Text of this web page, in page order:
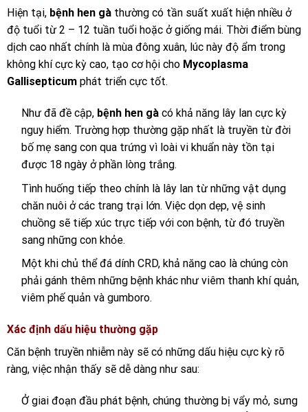
Hiện tại, bệnh hen gà thường có tần suất xuất hiện nhiều ở
độ tuổi từ 2 – 12 tuần tuổi hoặc ở giống mái. Thời điểm bùng
dịch cao nhất chính là mùa đông xuân, lúc này độ ẩm trong
không khí cực kỳ cao, tạo cơ hội cho Mycoplasma
Gallisepticum phát triển cực tốt.
Như đã đề cập, bệnh hen gàcó khả năng lây lan cực kỳ
nguy hiểm. Trường hợp thường gặp nhất là truyền từ đời
bố mẹ sang con qua trứng vì loài vi khuẩn này tồn tại
được 18 ngày ở phần lòng trắng.
Tình huống tiếp theo chính là lây lan từ những vật dụng
chăn nuôi ở các trang trại lớn. Việc dọn dẹp, vệ sinh
chuồng sẽ tiếp xúc trực tiếp với con bệnh, từ đó truyền
sang những con khỏe.
Một khi chủ thể đá dính CRD, khả năng cao là chúng còn
phải gánh thêm những bệnh khác như viêm thanh khí quản,
viêm phế quản và gumboro.
Xác định dấu hiệu thường gặp
Căn bệnh truyền nhiễm này sẽ có những dấu hiệu cực kỳ rõ
ràng, việc nhận thấy sẽ dễ dàng như sau:
Ở giai đoạn đầu phát bệnh, chúng thường bị vẩy mỏ, sưng